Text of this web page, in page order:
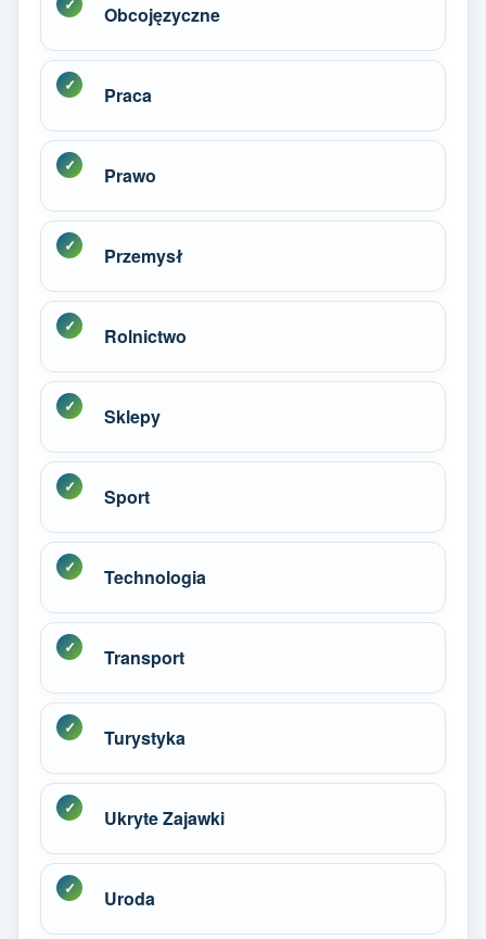
Obcojęzyczne
Praca
Prawo
Przemysł
Rolnictwo
Sklepy
Sport
Technologia
Transport
Turystyka
Ukryte Zajawki
Uroda